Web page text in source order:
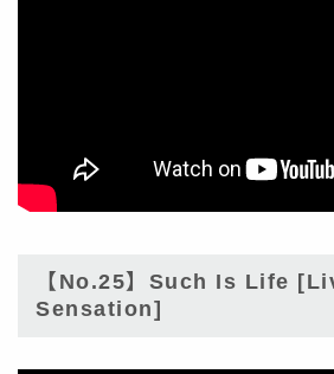
【No.25】Such Is Life
Sensation]